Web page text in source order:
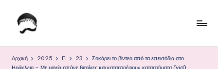
Μετάβαση
ο
Αρχική 2025 Π 23
Σοκάρει το βίντεο από τα επεισόδια στο
Ηράκλειο – Με μανία σπάνε βιτρίνες και καταστρέφουν καταστήματα (vid)